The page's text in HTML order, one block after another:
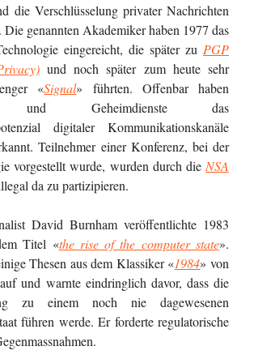
die Verschlüsselung privater Nachrichten
genannten Akademiker haben 1977 das
eingereicht, die später zu PGP
und noch später zum heute sehr
«Signal» führten. Offenbar haben
und Geheimdienste das
digitaler Kommunikationskanäle
Teilnehmer einer Konferenz, bei der
vorgestellt wurde, wurden durch die NSA
da zu partizipieren.
David Burnham veröffentlichte 1983
Titel «the rise of the computer state».
Thesen aus dem Klassiker «1984» von
und warnte eindringlich davor, dass die
zu einem noch nie dagewesenen
führen werde. Er forderte regulatorische